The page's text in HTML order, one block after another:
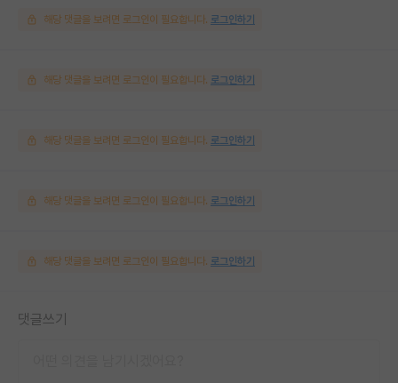
해당 댓글을 보려면 로그인이 필요합니다. 로그인하기
해당 댓글을 보려면 로그인이 필요합니다. 로그인하기
해당 댓글을 보려면 로그인이 필요합니다. 로그인하기
해당 댓글을 보려면 로그인이 필요합니다. 로그인하기
해당 댓글을 보려면 로그인이 필요합니다. 로그인하기
댓글쓰기